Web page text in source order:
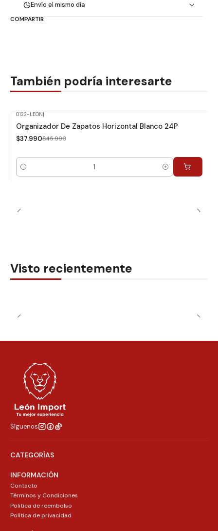
Envío el mismo día
COMPARTIR
También podría interesarte
-17% Dcto.
0122-LEON|
Organizador De Zapatos Horizontal Blanco 24P
$37.990$45.990
Cantidad
Visto recientemente
Síguenos
CATEGORÍAS
INFORMACIÓN
Contacto
Términos y Condiciones
Politica de reembolso
Política de privacidad